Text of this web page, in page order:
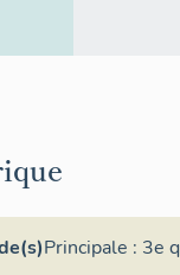
Principale : 3e